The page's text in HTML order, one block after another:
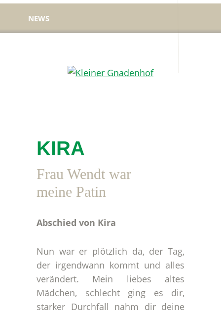
NEWS
KIRA
Frau Wendt war
meine Patin
Abschied von Kira
Nun war er plötzlich da, der Tag,
der irgendwann kommt und alles
verändert. Mein liebes altes
Mädchen, schlecht ging es dir,
starker Durchfall nahm dir deine